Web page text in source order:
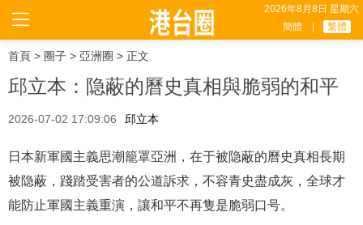
2026年8月8日 星期六
簡體
繁體
首頁 > 圈子 > 亞洲圈 > 正文
邱立本：隐蔽的曆史真相與脆弱的和平
2026-07-02 17:09:06 邱立本
日本新軍國主義思潮籠罩亞洲，在于被隐蔽的曆史真相長期
被隐蔽，踐踏受害者的公道訴求，不容青史盡成灰，全球才
能防止軍國主義重演，讓和平不再隻是脆弱口号。